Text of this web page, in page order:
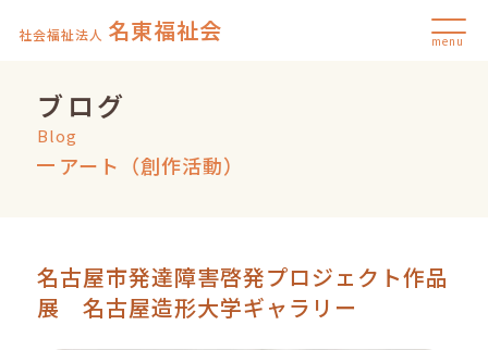
社会福祉法人 名東福祉会 menu
ブログ
Blog
アート（創作活動）
名古屋市発達障害啓発プロジェクト作品
展 名古屋造形大学ギャラリー